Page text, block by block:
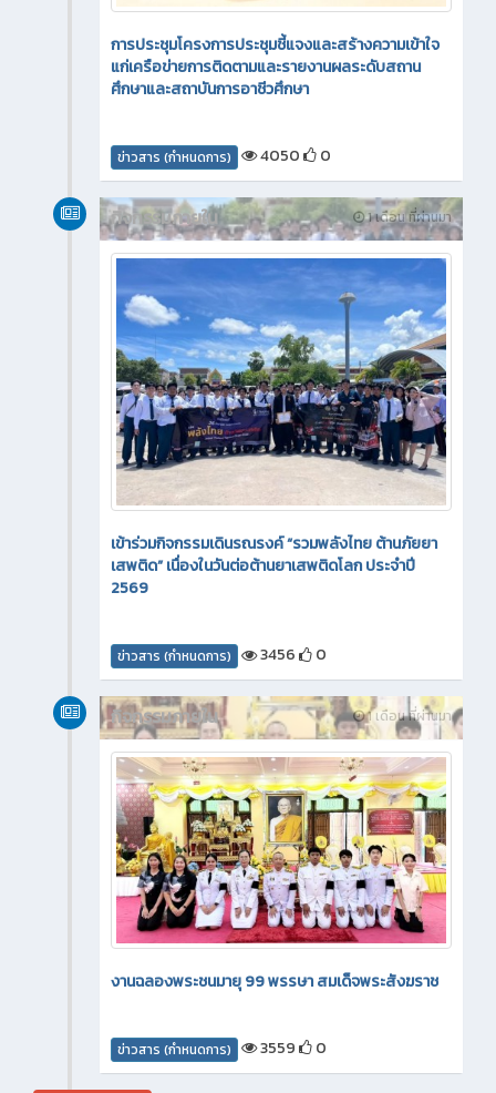
การประชุมโครงการประชุมชี้แจงและสร้างความเข้าใจ
แก่เครือข่ายการติดตามและรายงานผลระดับสถาน
ศึกษาและสถาบันการอาชีวศึกษา
ข่าวสาร (กำหนดการ) 4050 0
1 เดือน ที่ผ่านมา
กิจกรรมภายใน
เข้าร่วมกิจกรรมเดินรณรงค์ “รวมพลังไทย ต้านภัยยา
เสพติด” เนื่องในวันต่อต้านยาเสพติดโลก ประจำปี
2569
ข่าวสาร (กำหนดการ) 3456 0
1 เดือน ที่ผ่านมา
กิจกรรมภายใน
งานฉลองพระชนมายุ 99 พรรษา สมเด็จพระสังฆราช
ข่าวสาร (กำหนดการ) 3559 0